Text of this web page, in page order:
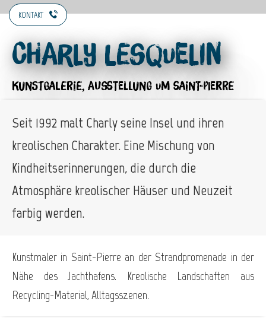
KONTAKT
Charly Lesquelin
KUNSTGALERIE, AUSSTELLUNG UM SAINT-PIERRE
Seit 1992 malt Charly seine Insel und ihren
kreolischen Charakter. Eine Mischung von
Kindheitserinnerungen, die durch die
Atmosphäre kreolischer Häuser und Neuzeit
farbig werden.
Kunstmaler in Saint-Pierre an der Strandpromenade in der
Nähe des Jachthafens. Kreolische Landschaften aus
Recycling-Material, Alltagsszenen.